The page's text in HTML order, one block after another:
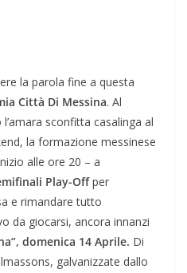
la parola fine a questa
Città Di Messina. Al
sconfitta casalinga al
la formazione messinese
alle ore 20 – a
Play-Offper
e rimandare tutto
da giocarsi, ancora innanzi
domenica 14 Aprile. Di
galvanizzate dallo